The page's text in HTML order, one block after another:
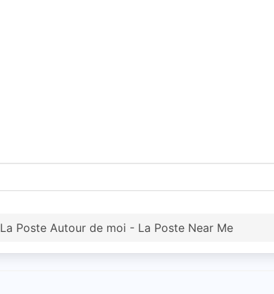
La Poste Autour de moi - La Poste Near Me